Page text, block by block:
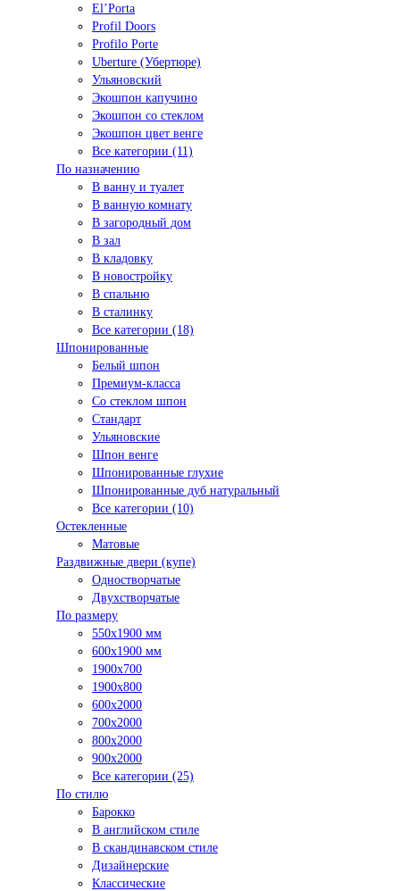
El’Porta
Profil Doors
Profilo Porte
Uberture (Убертюре)
Ульяновский
Экошпон капучино
Экошпон со стеклом
Экошпон цвет венге
Все категории (11)
По назначению
В ванну и туалет
В ванную комнату
В загородный дом
В зал
В кладовку
В новостройку
В спальню
В сталинку
Все категории (18)
Шпонированные
Белый шпон
Премиум-класса
Со стеклом шпон
Стандарт
Ульяновские
Шпон венге
Шпонированные глухие
Шпонированные дуб натуральный
Все категории (10)
Остекленные
Матовые
Раздвижные двери (купе)
Одностворчатые
Двухстворчатые
По размеру
550x1900 мм
600x1900 мм
1900х700
1900х800
600x2000
700x2000
800x2000
900x2000
Все категории (25)
По стилю
Барокко
В английском стиле
В скандинавском стиле
Дизайнерские
Классические